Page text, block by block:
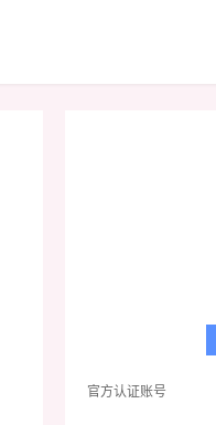
官方认证账号